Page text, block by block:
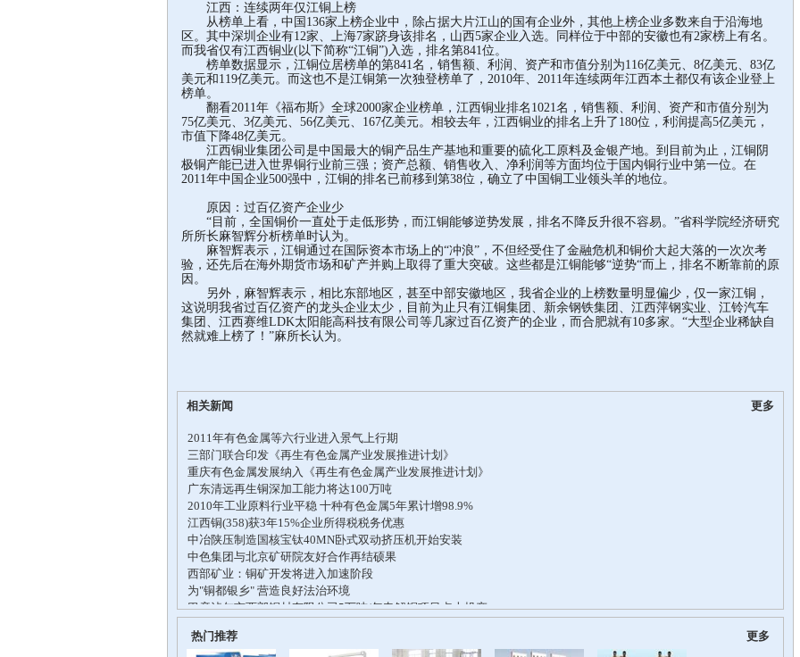
江西：连续两年仅江铜上榜
从榜单上看，中国136家上榜企业中，除占据大片江山的国有企业外，其他上榜企业多数来自于沿海地
区。其中深圳企业有12家、上海7家跻身该排名，山西5家企业入选。同样位于中部的安徽也有2家榜上有名。
而我省仅有江西铜业(以下简称“江铜”)入选，排名第841位。
榜单数据显示，江铜位居榜单的第841名，销售额、利润、资产和市值分别为116亿美元、8亿美元、83亿
美元和119亿美元。而这也不是江铜第一次独登榜单了，2010年、2011年连续两年江西本土都仅有该企业登上
榜单。
翻看2011年《福布斯》全球2000家企业榜单，江西铜业排名1021名，销售额、利润、资产和市值分别为
75亿美元、3亿美元、56亿美元、167亿美元。相较去年，江西铜业的排名上升了180位，利润提高5亿美元，
市值下降48亿美元。
江西铜业集团公司是中国最大的铜产品生产基地和重要的硫化工原料及金银产地。到目前为止，江铜阴
极铜产能已进入世界铜行业前三强；资产总额、销售收入、净利润等方面均位于国内铜行业中第一位。在
2011年中国企业500强中，江铜的排名已前移到第38位，确立了中国铜工业领头羊的地位。
原因：过百亿资产企业少
“目前，全国铜价一直处于走低形势，而江铜能够逆势发展，排名不降反升很不容易。”省科学院经济研究
所所长麻智辉分析榜单时认为。
麻智辉表示，江铜通过在国际资本市场上的“冲浪”，不但经受住了金融危机和铜价大起大落的一次次考
验，还先后在海外期货市场和矿产并购上取得了重大突破。这些都是江铜能够“逆势“而上，排名不断靠前的原
因。
另外，麻智辉表示，相比东部地区，甚至中部安徽地区，我省企业的上榜数量明显偏少，仅一家江铜，
这说明我省过百亿资产的龙头企业太少，目前为止只有江铜集团、新余钢铁集团、江西萍钢实业、江铃汽车
集团、江西赛维LDK太阳能高科技有限公司等几家过百亿资产的企业，而合肥就有10多家。“大型企业稀缺自
然就难上榜了！”麻所长认为。
相关新闻 更多
热门推荐 更多